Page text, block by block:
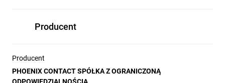
Producent
Producent
PHOENIX CONTACT SPÓŁKA Z OGRANICZONĄ